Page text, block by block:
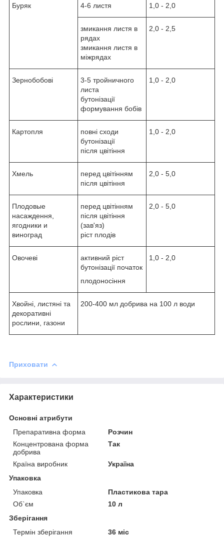
Буряк 4-6 листя 1,0 - 2,0
змикання листя в
рядах
змикання листя в
міжрядах
2,0 - 2,5
Зернобобові
3-5 тройничного
листа
бутонізації
формування бобів
1,0 - 2,0
Картопля
повні сходи
бутонізації
після цвітіння
1,0 - 2,0
Хмель
перед цвітінням
після цвітіння
2,0 - 5,0
Плодовые
насаждення,
ягодники и
виноград
перед цвітінням
після цвітіння
(зав'яз)
ріст плодів
2,0 - 5,0
Овочеві
активний ріст
бутонізації початок
плодоносіння
1,0 - 2,0
Хвойні, листяні та
декоративні
рослини, газони
200-400 мл добрива на 100 л води
Приховати
Характеристики
Основні атрибути
Препаративна форма
Розчин
Концентрована форма
добрива
Так
Країна виробник
Україна
Упаковка
Упаковка
Пластикова тара
Об`єм
10 л
Зберігання
Термін зберігання
36 міс